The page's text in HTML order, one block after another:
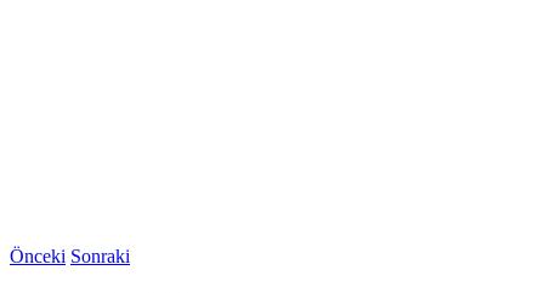
Önceki Sonraki